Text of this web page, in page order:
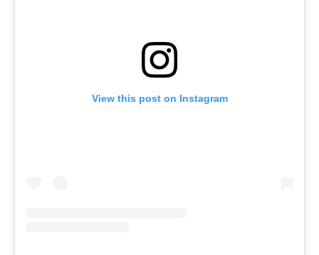
View this post on Instagram